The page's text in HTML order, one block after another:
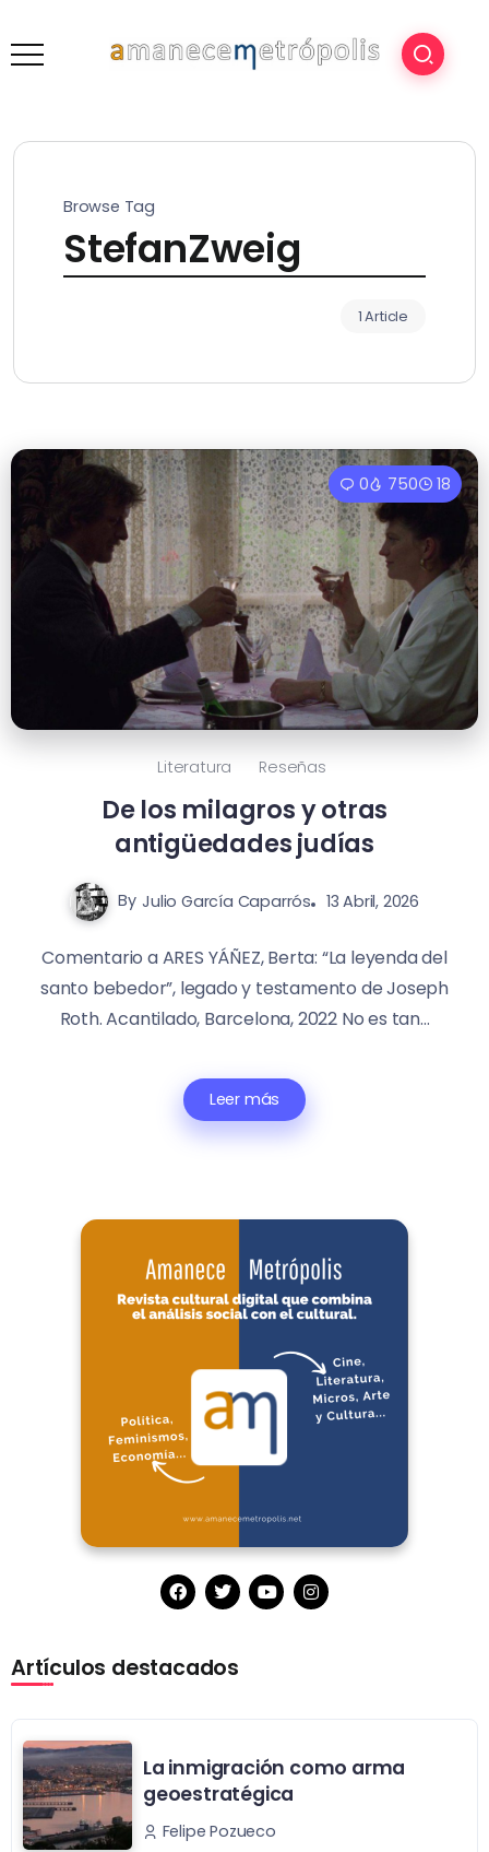
Browse Tag
StefanZweig
1 Article
0 750 18
Literatura Reseñas
De los milagros y otras
antigüedades judías
By Julio García Caparrós 13 Abril, 2026
Comentario a ARES YÁÑEZ, Berta: “La leyenda del
santo bebedor”, legado y testamento de Joseph
Roth. Acantilado, Barcelona, 2022 No es tan...
Leer más
Artículos destacados
La inmigración como arma
geoestratégica
Felipe Pozueco